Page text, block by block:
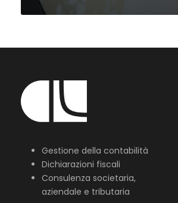
Gestione della contabilità
Dichiarazioni fiscali
Consulenza societaria,
aziendale e tributaria